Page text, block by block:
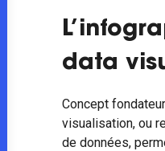
data
Concept
visualisation, ou
de données,